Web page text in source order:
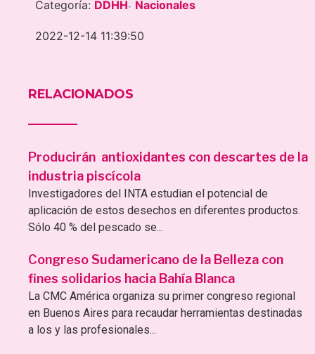
Categoría: DDHH- Nacionales
2022-12-14 11:39:50
RELACIONADOS
Producirán antioxidantes con descartes de la
industria piscícola
Investigadores del INTA estudian el potencial de
aplicación de estos desechos en diferentes productos.
Sólo 40 % del pescado se...
Congreso Sudamericano de la Belleza con
fines solidarios hacia Bahía Blanca
La CMC América organiza su primer congreso regional
en Buenos Aires para recaudar herramientas destinadas
a los y las profesionales...